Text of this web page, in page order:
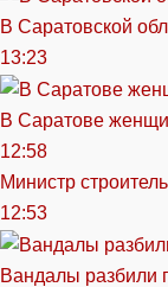
В Саратовской
13:23
В Саратове
12:58
Министр
12:53
Вандалы разбили